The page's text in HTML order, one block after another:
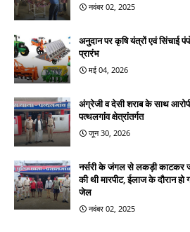
नवंबर 02, 2025
अनुदान पर कृषि यंत्रों एवं सिंचाई
प्रारंभ
मई 04, 2026
अंग्रेजी व देसी शराब के साथ
पत्थलगांव क्षेत्रांतर्गत
जून 30, 2026
नर्सरी के जंगल से लकड़ी काटकर
की थी मारपीट, ईलाज के दौरान हो
जेल
नवंबर 02, 2025